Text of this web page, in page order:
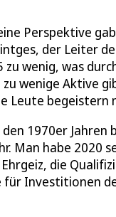
Perspektive
der Leiter
wenig, was
wenige Aktive
Leute begeistern
1970er Jahren
Man habe 2020
die
für Investitionen